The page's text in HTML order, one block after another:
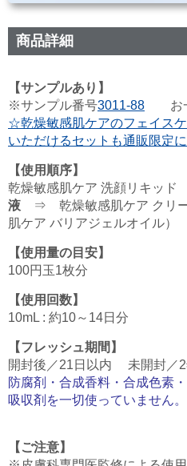
商品詳細
【サンプルあり】
※サンプル番号3011-88 お一
☆乾燥敏感肌ケアのフェイス
いただけるセットも通販限定に
【使用順序】
乾燥敏感肌ケア 洗顔リキッ
液 ⇒ 乾燥敏感肌ケア クリ
肌ケア バリアジェルオイル）
【使用量の目安】
100円玉1枚分
【使用回数】
10mL : 約10～14日分
【フレッシュ期間】
開封後／21日以内 未開封／2
防腐剤・合成香料・合成色素
吸収剤を一切使っていません
【ご注意】